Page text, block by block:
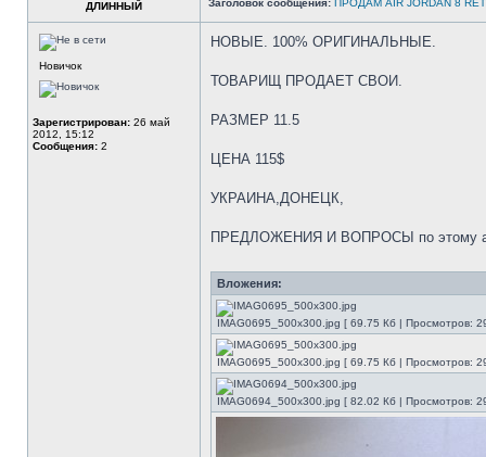
ДЛИННЫЙ Заголовок сообщения: ПРОДАМ AIR JORDAN 8
Новичок
Зарегистрирован: 26 май
2012, 15:12
Сообщения: 2
НОВЫЕ. 100% ОРИГИНАЛЬНЫЕ.
ТОВАРИЩ ПРОДАЕТ СВОИ.
РАЗМЕР 11.5
ЦЕНА 115$
УКРАИНА,ДОНЕЦК,
ПРЕДЛОЖЕНИЯ И ВОПРОСЫ по этому
Вложения:
IMAG0695_500x300.jpg [ 69.75 Кб | Просмотров:
IMAG0695_500x300.jpg [ 69.75 Кб | Просмотров:
IMAG0694_500x300.jpg [ 82.02 Кб | Просмотров: